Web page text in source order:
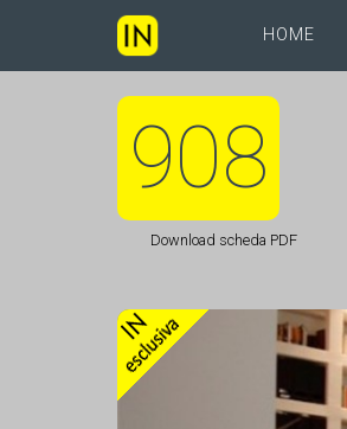
HOME
908
Download scheda PDF